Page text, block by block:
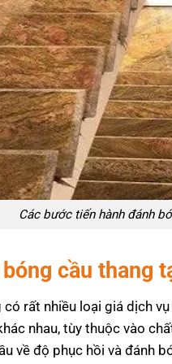
Các bước tiến hành đánh
cầu thang
rất nhiều loại giá dịch vụ
nhau, tùy thuộc vào
về độ phục hồi và đánh